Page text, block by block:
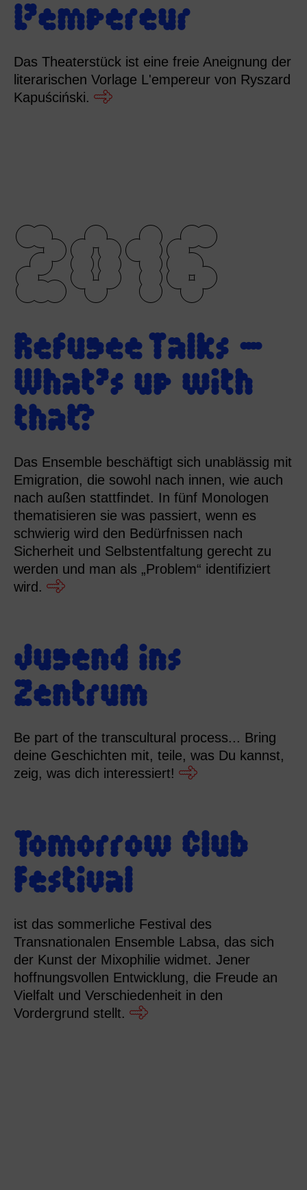
L’empereur
Das Theaterstück ist eine freie Aneignung der
literarischen Vorlage L'empereur von Ryszard
Kapuściński.
2016
Refugee Talks –
What’s up with
that?
Das Ensemble beschäftigt sich unablässig mit
Emigration, die sowohl nach innen, wie auch
nach außen stattfindet. In fünf Monologen
thematisieren sie was passiert, wenn es
schwierig wird den Bedürfnissen nach
Sicherheit und Selbstentfaltung gerecht zu
werden und man als „Problem“ identifiziert
wird.
Jugend ins
Zentrum
Be part of the transcultural process... Bring
deine Geschichten mit, teile, was Du kannst,
zeig, was dich interessiert!
Tomorrow Club
Festival
ist das sommerliche Festival des
Transnationalen Ensemble Labsa, das sich
der Kunst der Mixophilie widmet. Jener
hoffnungsvollen Entwicklung, die Freude an
Vielfalt und Verschiedenheit in den
Vordergrund stellt.